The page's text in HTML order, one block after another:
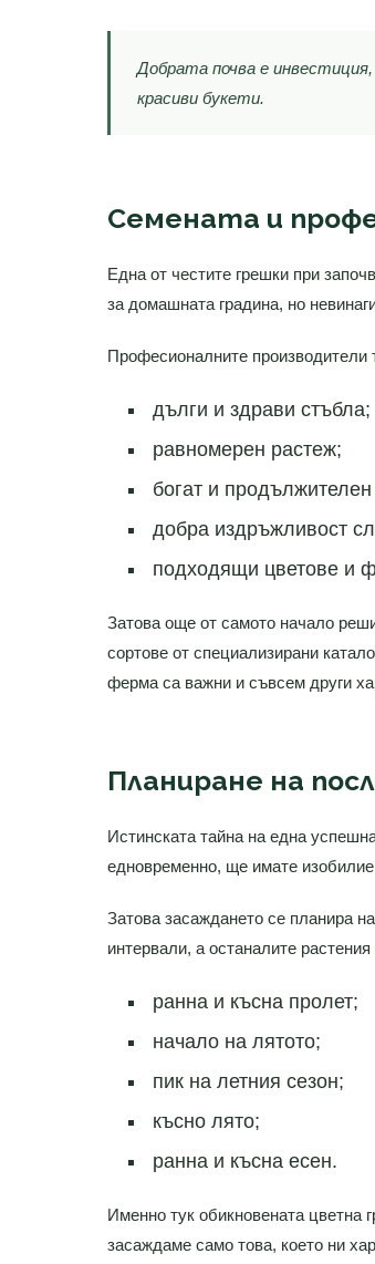
Добрата почва е
красиви букети.
Семената и
Една от честите грешки при
за домашната градина, но
Професионалните производители
дълги и здрави стъбла;
равномерен растеж;
богат и
добра издръжливост
подходящи цветове и
Затова още от самото начало
сортове от специализирани
ферма са важни и съвсем други
Планиране на
Истинската тайна на една
едновременно, ще имате
Затова засаждането се планира
интервали, а останалите
ранна и късна пролет;
начало на лятото;
пик на летния сезон;
късно лято;
ранна и късна есен.
Именно тук обикновената цветна
засаждаме само това, което ни